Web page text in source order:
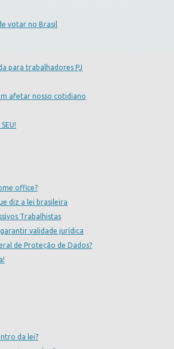
votar no Brasil
para trabalhadores PJ
afetar nosso cotidiano
office?
diz a lei brasileira
Trabalhistas
validade jurídica
de Proteção de Dados?
da lei?